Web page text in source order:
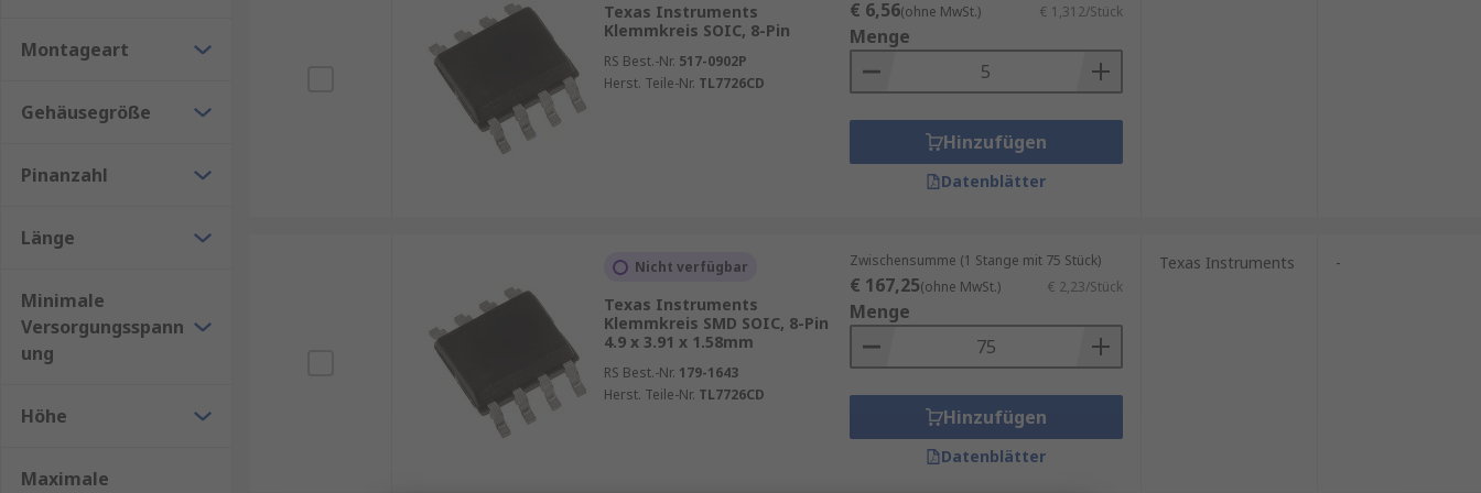
Klemmschaltungen bieten mehrere Vorteile, darunter:
Schnelle Reaktionszeit
: Die Auslösezeit liegt im Bereich von Mikrosekunden, was ausreichend kurz ist, um empfindliche Komponenten zu
Effektiver Schutz
Geringe Verlustleistung
: Der Spannungsabfall und somit die Verlustleistung am Thyristor ist bei der Crowbar-Schaltung geringer, was
einen Dauerkurzschluss ohne Sicherung ermöglicht.
Klemmschaltungen finden in verschiedenen Anwendungen Verwendung, darunter:
Schutz von Netzteilen
Montageart
Gehäusegröße
Pinanzahl
Länge
Minimale
Versorgungsspann
ung
Höhe
Maximale
Texas Instruments
Klemmkreis SOIC, 8-Pin
RS Best.-Nr. 517-0902P
Herst. Teile-Nr. TL7726CD
€ 6,56(ohne MwSt.) € 1,312/Stück
Menge
Hinzufügen
Datenblätter
Nicht verfügbar
Texas Instruments
Klemmkreis SMD SOIC, 8-Pin
4.9 x 3.91 x 1.58mm
RS Best.-Nr. 179-1643
Herst. Teile-Nr. TL7726CD
Zwischensumme (1 Stange mit 75 Stück)
€ 167,25(ohne MwSt.) € 2,23/Stück
Menge
Hinzufügen
Datenblätter
Texas Instruments -